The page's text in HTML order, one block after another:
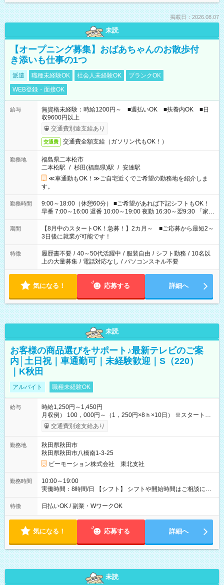
掲載日：2026.08.07
未読
【オープニング募集】おばあちゃんのお散歩付
き添いも仕事の1つ
派遣 職種未経験OK 社会人未経験OK
ブランクOK
WEB登録・面接OK
給与
無資格未経験：時給1200円～ ■週払いOK ■扶養内OK ■日
収9600円以上
交通費別途支給あり
交通費 交通費全額支給（ガソリン代もOK！）
勤務地
福島県二本松市
二本松駅 / 杉田(福島県)駅 / 安達駅
≪車通勤もOK！≫ご自宅近くでご希望の勤務地を紹介しま
す。
勤務時間
9:00～18:00（休憩60分） ■ご希望があれば下記シフトもOK！
早番 7:00～16:00 遅番 10:00～19:00 夜勤 16:30～翌9:30 「家族
と休みを合わせたい」 「余裕を持って夕飯の準備がしたい」
「できれば残業はしたくない」 など、ご希望を教えてください
ね。 ※Wワーク希望の方へ 今ご覧のお仕事で希望する勤務時間
と、もう1つのお仕事の勤務時間。 合計で週40時間を超える場
合は応募できません。
期間
【8月中のスタートOK！急募！】2カ月～ ■ご応募から最短2～
3日後に就業が可能です！
特徴 履歴書不要 / 40～50代活躍中 / 服装自由 / シフト勤務 / 10名以
上の大量募集 / 電話対応なし / パソコンスキル不要
気になる！ 応募する 詳細へ
未読
お客様の商品選びをサポート♪最新テレビのご案
内│土日祝｜車通勤可｜未経験歓迎｜S（220）
｜K秋田
アルバイト 職種未経験OK
給与
時給1,250円～1,450円
月収例） 100，000円～（1，250円×8ｈ×10日） ※スタート時
給は経験・能力等を考慮 【給与支給日】 月末締めの翌月15日払
い ＊15日が土日祝の場合は前日の平日 ＊日払いも選べます！
場合ガソリン代を支給（勤務地などの条件・規定あり） 【試用
期間】試用期間なし
交通費別途支給あり
勤務地
秋田県秋田市
秋田県秋田市八橋南1-3-25
ビーモーション株式会社 東北支社
勤務時間
10:00～19:00
実働時間：8時間/日 【シフト】 シフトや開始時間はご相談に応
じます。 【休憩】 休憩60分 ※昼40分/夕方20分 【残業】 残業は
ほぼありません。
特徴 日払いOK / 副業・WワークOK
気になる！ 応募する 詳細へ
未読